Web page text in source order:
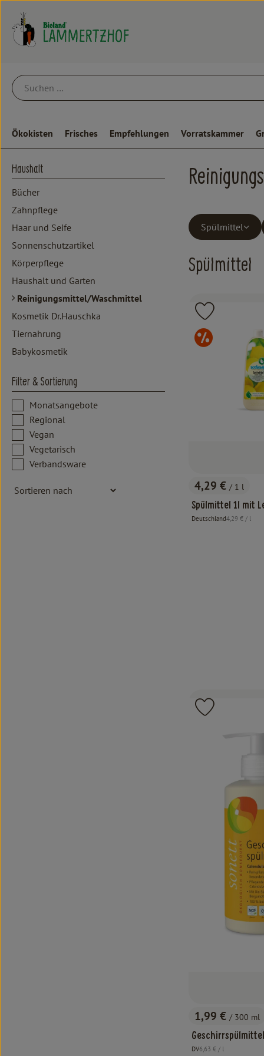
Ökokisten Frisches Empfehlungen Vorratskammer
Haushalt
Bücher
Zahnpflege
Haar und Seife
Sonnenschutzartikel
Körperpflege
Haushalt und Garten
Reinigungsmittel/Waschmittel
Kosmetik Dr.Hauschka
Tiernahrung
Babykosmetik
Filter & Sortierung
Monatsangebote
Regional
Vegan
Vegetarisch
Verbandsware
Spülmittel
Spülmittel
, Preis:
4,29 € / 1 l
Spülmittel 1l mit
, Herkunft:
Deutschland, Referenzpreis:
4,29 € / l
Produkt
, Preis:
1,99 € / 300 ml
, Herkunft:
DV, Referenzpreis:
6,63 € / l
Produkt